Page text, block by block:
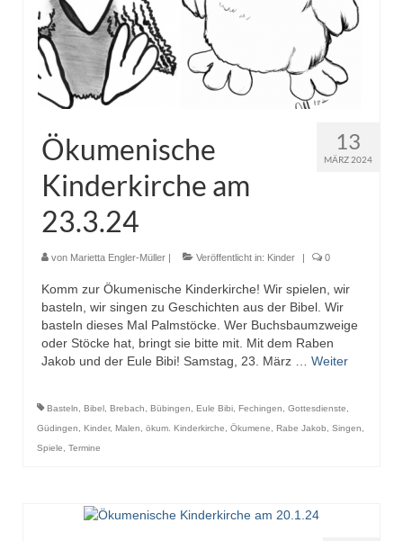
13
MÄRZ 2024
Ökumenische
Kinderkirche am
23.3.24
von Marietta Engler-Müller Veröffentlicht in: Kinder 0
Komm zur Ökumenische Kinderkirche! Wir spielen, wir
basteln, wir singen zu Geschichten aus der Bibel. Wir
basteln dieses Mal Palmstöcke. Wer Buchsbaumzweige
oder Stöcke hat, bringt sie bitte mit. Mit dem Raben
Jakob und der Eule Bibi! Samstag, 23. März … Weiter
Basteln, Bibel, Brebach, Bübingen, Eule Bibi, Fechingen, Gottesdienste,
Güdingen, Kinder, Malen, ökum. Kinderkirche, Ökumene, Rabe Jakob, Singen,
Spiele, Termine